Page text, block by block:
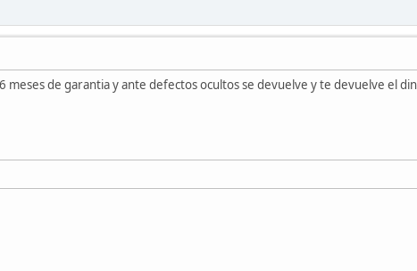
meses de garantia y ante defectos ocultos se devuelve y te devuelve el